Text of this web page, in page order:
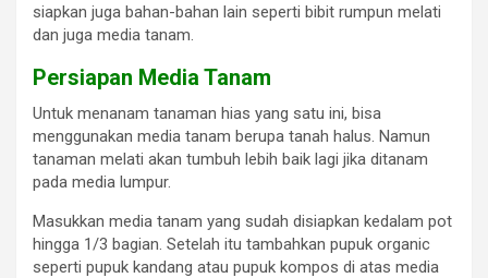
siapkan juga bahan-bahan lain seperti bibit rumpun melati
dan juga media tanam.
Persiapan Media Tanam
Untuk menanam tanaman hias yang satu ini, bisa
menggunakan media tanam berupa tanah halus. Namun
tanaman melati akan tumbuh lebih baik lagi jika ditanam
pada media lumpur.
Masukkan media tanam yang sudah disiapkan kedalam pot
hingga 1/3 bagian. Setelah itu tambahkan pupuk organic
seperti pupuk kandang atau pupuk kompos di atas media